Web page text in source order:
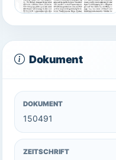
Dokument
DOKUMENT
150491
ZEITSCHRIFT